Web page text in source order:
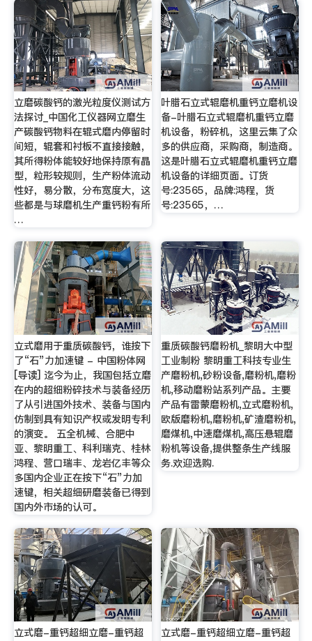
立磨碳酸钙的激光粒度仪测试方
法探讨_中国化工仪器网立磨生
产碳酸钙物料在辊式磨内停留时
间短，辊套和衬板不直接接触，
其所得粉体能较好地保持原有晶
型，粒形较规则，生产粉体流动
性好，易分散，分布宽度大，这
些都是与球磨机生产重钙粉有所
…
叶腊石立式辊磨机重钙立磨机设
备-叶腊石立式辊磨机重钙立磨
机设备，粉碎机，这里云集了众
多的供应商，采购商，制造商。
这是叶腊石立式辊磨机重钙立磨
机设备的详细页面。订货
号:23565，品牌:鸿程，货
号:23565，…
立式磨用于重质碳酸钙，谁按下
了“石”力加速键 - 中国粉体网
[导读] 迄今为止，我国包括立磨
在内的超细粉碎技术与装备经历
了从引进国外技术、装备与国内
仿制到具有知识产权或发明专利
的演变。 五全机械、合肥中
亚、黎明重工、科利瑞克、桂林
鸿程、营口瑞丰、龙岩亿丰等众
多国内企业正在按下“石”力加
速键，相关超细研磨装备已得到
国内外市场的认可。
重质碳酸钙磨粉机_黎明大中型
工业制粉 黎明重工科技专业生
产磨粉机,砂粉设备,磨粉机,磨粉
机,移动磨粉站系列产品。主要
产品有雷蒙磨粉机,立式磨粉机,
欧版磨粉机,磨粉机,矿渣磨粉机,
磨煤机,中速磨煤机,高压悬辊磨
粉机等设备,提供整条生产线服
务.欢迎选购.
立式磨-重钙超细立磨-重钙超
立式磨-重钙超细立磨-重钙超